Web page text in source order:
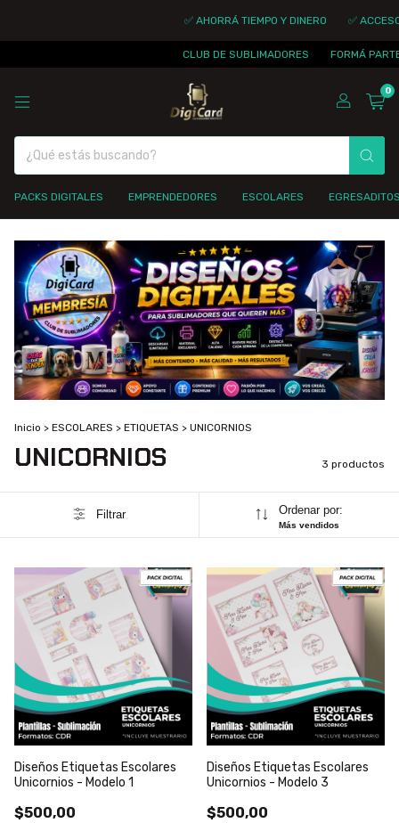
✅ AHORRÁ TIEMPO Y DINERO ✅ ACCESO
CLUB DE SUBLIMADORES FORMÁ PARTE
0
PACKS DIGITALES EMPRENDEDORES ESCOLARES
Inicio > ESCOLARES > ETIQUETAS > UNICORNIOS
UNICORNIOS 3 productos
Filtrar Ordenar por:
Más vendidos
Diseños Etiquetas Escolares
Unicornios - Modelo 1
$500,00
Diseños Etiquetas Escolares
Unicornios - Modelo 3
$500,00